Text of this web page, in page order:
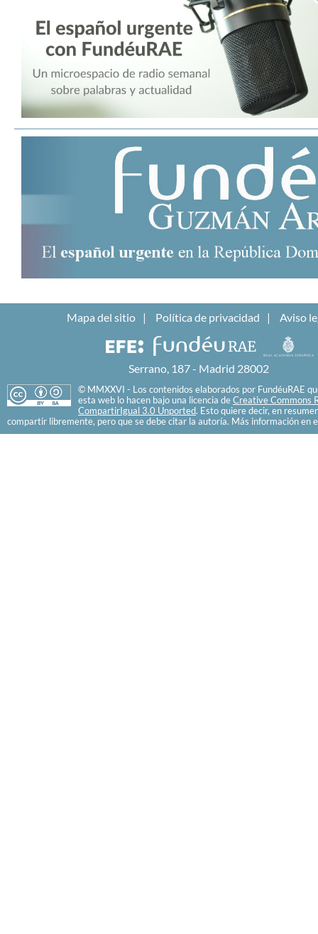
Mapa del sitio Política de privacidad Aviso
Serrano, 187 - Madrid 28002
© MMXXVI - Los contenidos elaborados por FundéuRAE
esta web lo hacen bajo una licencia de Creative Commons
CompartirIgual 3.0 Unported. Esto quiere decir, en
compartir libremente, pero que se debe citar la autoría. Más información en